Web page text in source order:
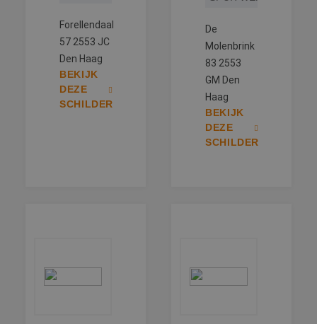
Forellendaal
57 2553 JC
Den Haag
BEKIJK
DEZE
SCHILDER
De
Molenbrink
83 2553
GM Den
Haag
BEKIJK
DEZE
SCHILDER